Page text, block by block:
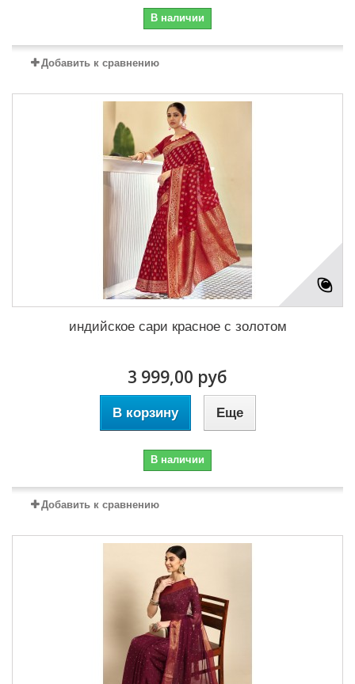
В наличии
Добавить к сравнению
индийское сари красное с золотом
3 999,00 руб
В корзину Еще
В наличии
Добавить к сравнению